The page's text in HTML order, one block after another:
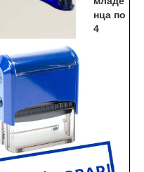
нца по
4